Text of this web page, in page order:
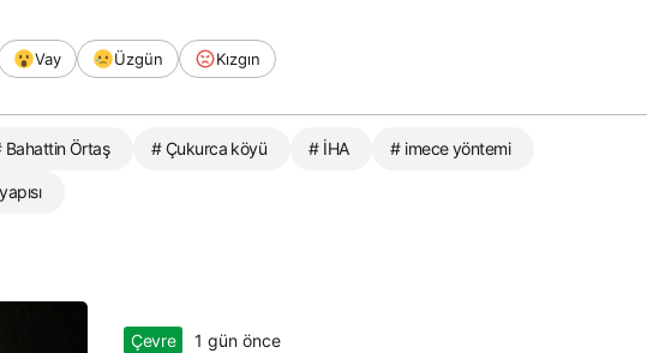
Vay Üzgün Kızgın
Bahattin Örtaş # Çukurca köyü # İHA # imece yöntemi
Çevre 1 gün önce